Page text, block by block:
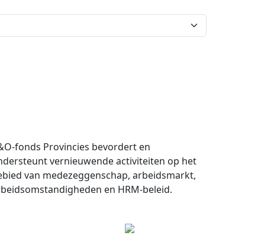
fonds Provincies bevordert en
vernieuwende activiteiten op het
van medezeggenschap, arbeidsmarkt,
en HRM-beleid.